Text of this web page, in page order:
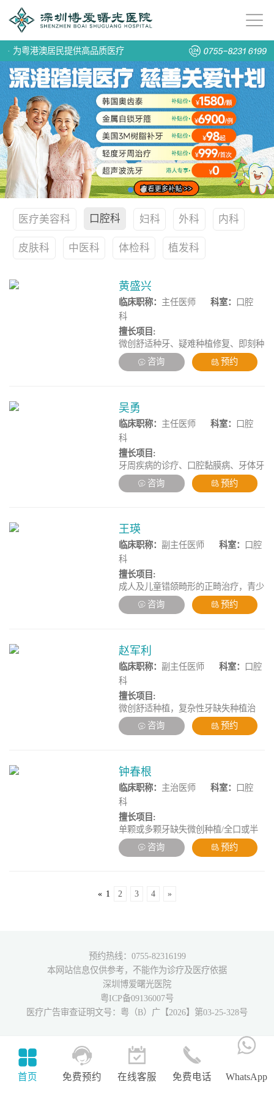
· 为粤港澳居民提供高品质医疗
医疗美容科 口腔科 妇科 外科 内科
皮肤科 中医科 体检科 植发科
黄盛兴
临床职称： 主任医师 科室：
口腔
科
擅长项目:
微创舒适种牙、疑难种植修复、即刻种
植/即刻负重、高龄精准种植、牙列缺
陷种植修复、口腔颌面肿瘤、颌面创伤
咨询 预约
吴勇
临床职称： 主任医师 科室：
口腔
科
擅长项目:
牙周疾病的诊疗、口腔黏膜病、牙体牙
髓病治疗、疑难牙周病的系统性治疗、
复杂牙周病的综合性治疗。
咨询 预约
王瑛
临床职称： 副主任医师 科室：
口腔
科
擅长项目:
成人及儿童错颌畸形的正畸治疗，青少
年牙性及骨性畸形矫治，无托槽隐形矫
正技术，轻力矫治托槽技术，微创美学
病例矫治
咨询 预约
赵军利
临床职称： 副主任医师 科室：
口腔
科
擅长项目:
微创舒适种植，复杂性牙缺失种植治
疗，全口/半口种植手术，全口/半口即
刻负重种植，上颌窦内、外提升术，复
面外科手术及口腔肿瘤切除手术、可会
诊口腔颌面外科疾病、口腔关节疾病，
口腔粘膜病等
咨询 预约
钟春根
临床职称： 主治医师 科室：
口腔
科
擅长项目:
单颗或多颗牙缺失微创种植/全口或半
口种植修复/3D数字化种植修复/即刻种
植即刻修复/上颌窦内外提升手术。
咨询 预约
« 1 2 3 4 »
预约热线：0755-82316199
本网站信息仅供参考，不能作为诊疗及医疗依据
深圳博爱曙光医院
粤ICP备09136007号
医疗广告审查证明文号：粤（B）广【2026】第03-25-328号
首页 免费预约 在线客服 免费电话 WhatsApp